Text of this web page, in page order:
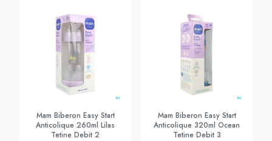
Mam Biberon Easy Start
Anticolique 260ml Lilas
Tetine Debit 2
Mam Biberon Easy Start
Anticolique 320ml Ocean
Tetine Debit 3